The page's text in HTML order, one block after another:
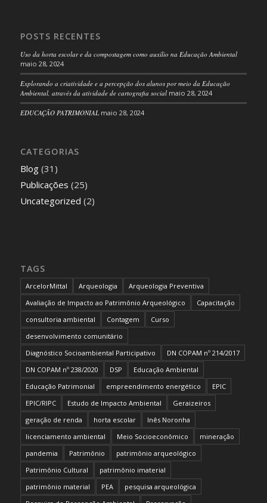
POSTS RECENTES
Uso da horta escolar e da compostagem como auxílio na Educação Ambiental
maio 28, 2024
Explorando a criatividade e a percepção dos alunos por meio da Educação
Ambiental, através da atividade de cartografia social maio 28, 2024
EDUCAÇÃO PATRIMONIAL maio 28, 2024
CATEGORIAS
Blog(31)
Publicações (25)
Uncategorized (2)
TAGS
ArcelorMittal Arqueologia
Arqueologia Preventiva
Avaliação de Impacto ao Patrimônio Arqueológico
Capacitação
consultoria ambiental
Contagem
Curso
desenvolvimento comunitário
Diagnóstico Socioambiental Participativo
DN COPAM nº 214/2017
DN COPAM nº 238/2020
DSP
Educação Ambiental
Educação Patrimonial
empreendimento energético
EPIC
EPIC/RIPC
Estudo de Impacto Ambiental
Geraizeiros
geração de renda
horta escolar
Inês Noronha
licenciamento ambiental
Meio Socioeconômico
mineração
pandemia
Patrimônio
patrimônio arqueológico
Patrimônio Cultural
patrimônio imaterial
patrimônio material
PEA
pesquisa arqueológica